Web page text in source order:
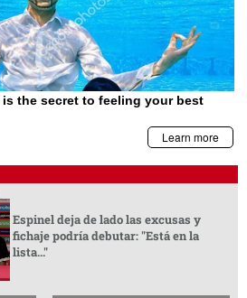
Espinel deja de lado las excusas y
fichaje podría debutar: "Está en la
lista..."